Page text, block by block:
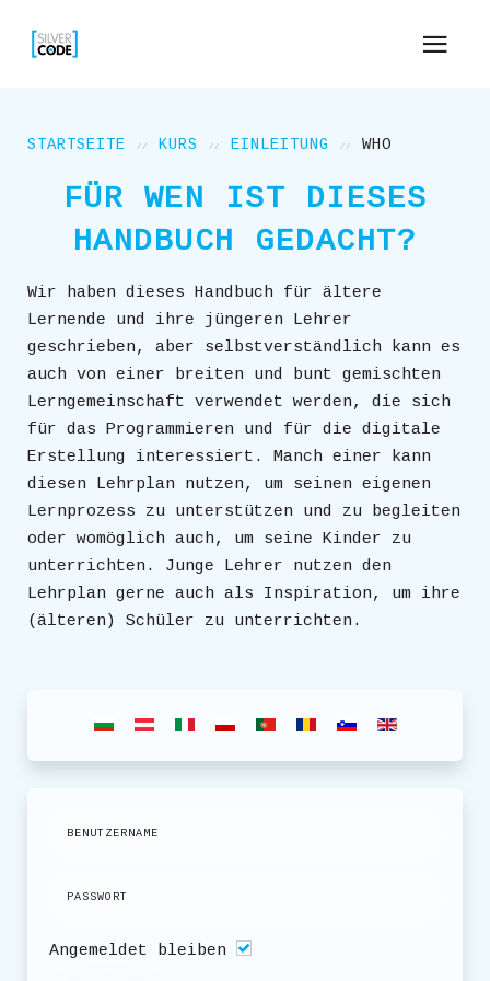
STARTSEITE KURS EINLEITUNG WHO
FÜR WEN IST DIESES
HANDBUCH GEDACHT?
Wir haben dieses Handbuch für ältere
Lernende und ihre jüngeren Lehrer
geschrieben, aber selbstverständlich kann es
auch von einer breiten und bunt gemischten
Lerngemeinschaft verwendet werden, die sich
für das Programmieren und für die digitale
Erstellung interessiert. Manch einer kann
diesen Lehrplan nutzen, um seinen eigenen
Lernprozess zu unterstützen und zu begleiten
oder womöglich auch, um seine Kinder zu
unterrichten. Junge Lehrer nutzen den
Lehrplan gerne auch als Inspiration, um ihre
(älteren) Schüler zu unterrichten.
Angemeldet bleiben